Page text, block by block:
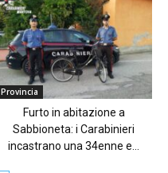
Provincia
Furto in abitazione a
Sabbioneta: i Carabinieri
incastrano una 34enne e...